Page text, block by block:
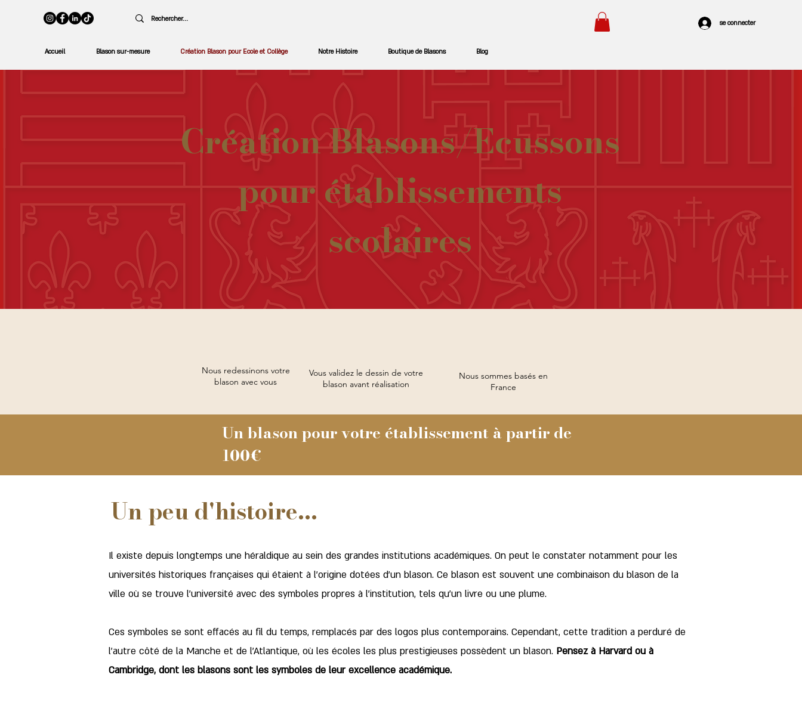
se connecter
Accueil Blason sur-mesure Création Blason pour Ecole et Collège Notre Histoire Boutique de Blasons Blog
Création Blasons/Ecussons
pour établissements
scolaires
Nous redessinons votre
blason avec vous
Vous validez le dessin de votre
blason avant réalisation
Nous sommes basés en
France
Un blason pour votre établissement à partir de
100€
Un peu d'histoire...
Il existe depuis longtemps une héraldique au sein des grandes institutions académiques. On peut le constater notamment pour les
universités historiques françaises qui étaient à l'origine dotées d'un blason. Ce blason est souvent une combinaison du blason de la
ville où se trouve l'université avec des symboles propres à l'institution, tels qu'un livre ou une plume.
Ces symboles se sont effacés au fil du temps, remplacés par des logos plus contemporains. Cependant, cette tradition a perduré de
l'autre côté de la Manche et de l'Atlantique, où les écoles les plus prestigieuses possèdent un blason. Pensez à Harvard ou à
Cambridge, dont les blasons sont les symboles de leur excellence académique.